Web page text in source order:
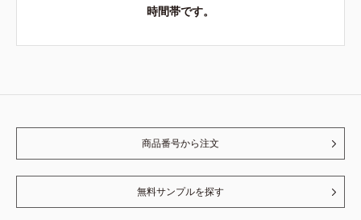
時間帯です。
商品番号から注文
無料サンプルを探す